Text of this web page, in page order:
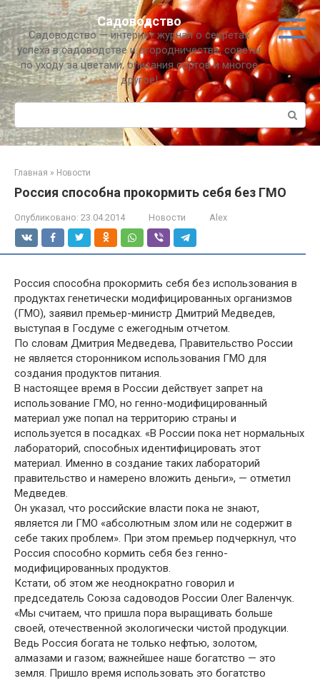
Перейти
к
контенту
Садоводство
Садоводство — интернет журнал о секретах
успеха в садоводстве и огородничестве, советы
по уходу за цветами, описания сортов и многое
другое!
Поиск:
Главная » Новости
Россия способна прокормить себя без ГМО
Опубликовано: 23.04.2014 Новости Alex
Россия способна прокормить себя без использования в
продуктах генетически модифицированных организмов
(ГМО), заявил премьер-министр Дмитрий Медведев,
выступая в Госдуме с ежегодным отчетом.
По словам Дмитрия Медведева, Правительство России
не является сторонником использования ГМО для
создания продуктов питания.
В настоящее время в России действует запрет на
использование ГМО, но генно-модифицированный
материал уже попал на территорию страны и
используется в посадках. «В России пока нет нормальных
лабораторий, способных идентифицировать этот
материал. Именно в создание таких лабораторий
правительство и намерено вложить деньги», — отметил
Медведев.
Он указал, что российские власти пока не знают,
является ли ГМО «абсолютным злом или не содержит в
себе таких проблем». При этом премьер подчеркнул, что
Россия способно кормить себя без генно-
модифицированных продуктов.
Кстати, об этом же неоднократно говорил и
председатель Союза садоводов России Олег Валенчук.
«Мы считаем, что пришла пора выращивать больше
своей, отечественной экологически чистой продукции.
Ведь Россия богата не только нефтью, золотом,
алмазами и газом; важнейшее наше богатство — это
земля. Пришло время использовать это богатство